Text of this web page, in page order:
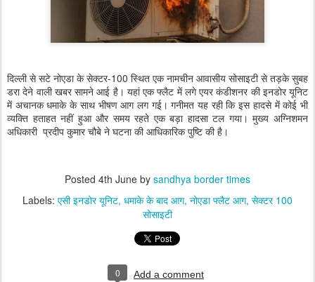
दिल्ली से सटे नोएडा के सेक्टर-100 स्थित एक नामचीन आवासीय सोसाइटी से तड़के सुबह
डरा देने वाली खबर सामने आई है। यहां एक फ्लैट में लगे एयर कंडीशनर की इनडोर यूनिट
में अचानक धमाके के साथ भीषण आग लग गई। गनीमत यह रही कि इस हादसे में कोई भी
व्यक्ति हताहत नहीं हुआ और समय रहते एक बड़ा हादसा टल गया। मुख्य अग्निशमन
अधिकारी प्रदीप कुमार चौबे ने घटना की आधिकारिक पुष्टि की है।
Posted 4th June by sandhya border times
Labels: एसी इनडोर यूनिट धमाके के बाद आग नोएडा फ्लैट आग सेक्टर 100
सोसाइटी
0 Add a comment